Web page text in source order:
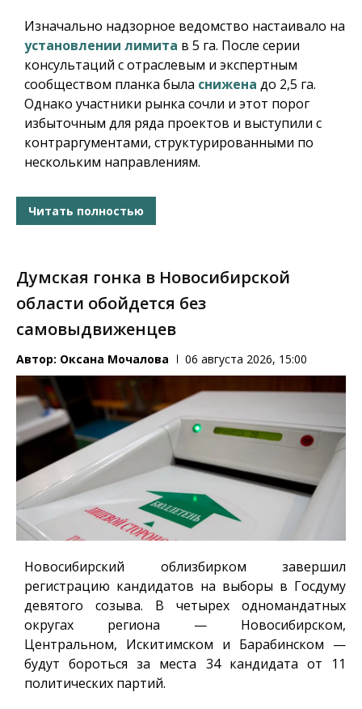
Изначально надзорное ведомство настаивало на
установлении лимита в 5 га. После серии
консультаций с отраслевым и экспертным
сообществом планка была снижена до 2,5 га.
Однако участники рынка сочли и этот порог
избыточным для ряда проектов и выступили с
контраргументами, структурированными по
нескольким направлениям.
Читать полностью
Думская гонка в Новосибирской
области обойдется без
самовыдвиженцев
Автор: Оксана Мочалова 06 августа 2026, 15:00
Новосибирский облизбирком завершил
регистрацию кандидатов на выборы в Госдуму
девятого созыва. В четырех одномандатных
округах региона — Новосибирском,
Центральном, Искитимском и Барабинском —
будут бороться за места 34 кандидата от 11
политических партий.